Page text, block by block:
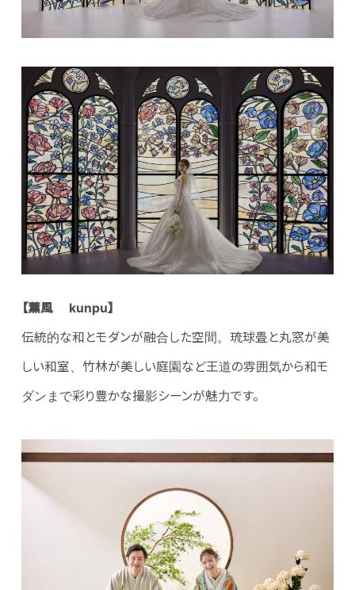
【薫風 kunpu】
伝統的な和とモダンが融合した空間。琉球畳と丸窓が美
しい和室、竹林が美しい庭園など王道の雰囲気から和モ
ダンまで彩り豊かな撮影シーンが魅力です。